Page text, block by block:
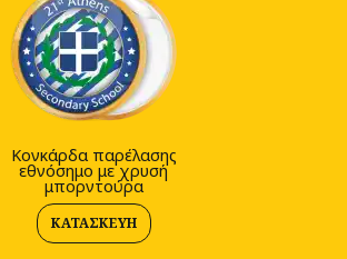
Κονκάρδα παρέλασης
εθνόσημο με χρυσή
μπορντούρα
ΚΑΤΑΣΚΕΥΉ